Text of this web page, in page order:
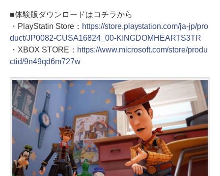
■体験版ダウンロードはコチラから
・PlayStatin Store： https://store.playstation.com/ja-jp/pro
duct/JP0082-CUSA16824_00-KINGDOMHEARTS3TR
・XBOX STORE： https://www.microsoft.com/store/produ
ctid/9n49qd6m727w